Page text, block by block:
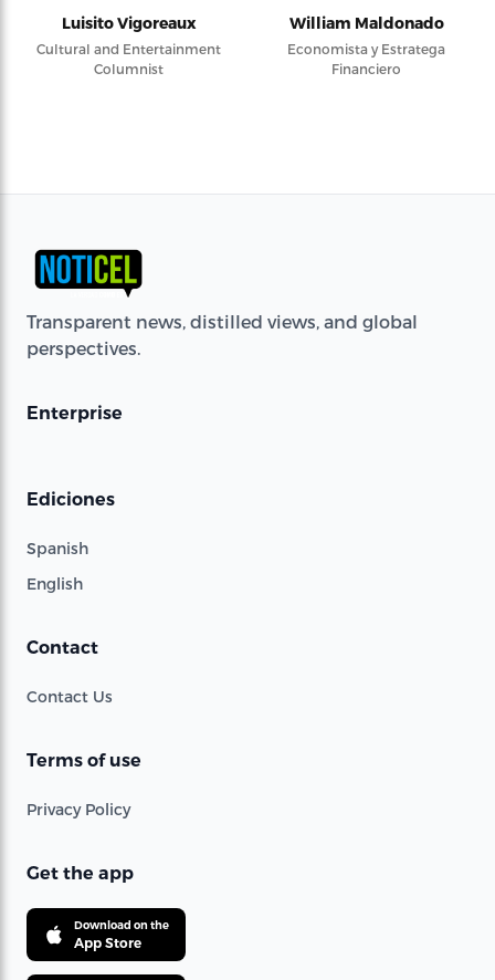
Luisito Vigoreaux
Cultural and Entertainment
Columnist
William Maldonado
Economista y Estratega
Financiero
Transparent news, distilled views, and global
perspectives.
Enterprise
Ediciones
Spanish
English
Contact
Contact Us
Terms of use
Privacy Policy
Get the app
Download on the
App Store